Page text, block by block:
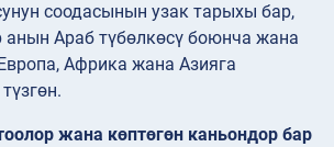
соодасынын узак тарыхы бар,
Араб түбөлкөсү боюнча жана
Африка жана Азияга
жана көптөгөн каньондор бар